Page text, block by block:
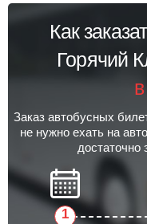
Как
Горячий
Заказ автобусных
не нужно ехать на
достаточно